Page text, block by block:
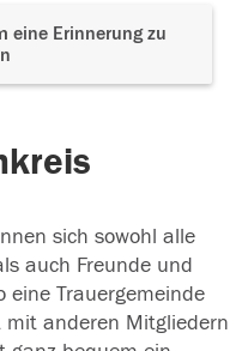
eine Erinnerung zu
sich sowohl alle
auch Freunde und
Trauergemeinde
anderen Mitgliedern